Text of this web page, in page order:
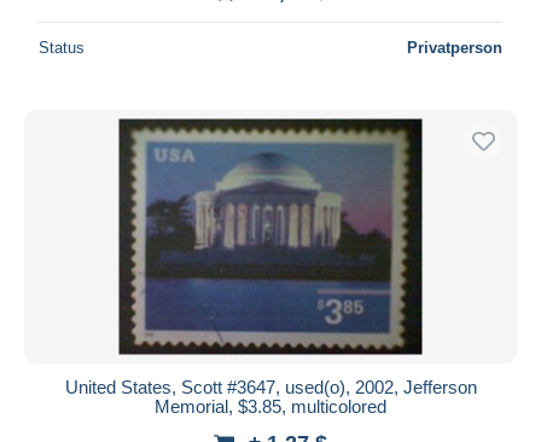
Status Privatperson
United States, Scott #3647, used(o), 2002, Jefferson
Memorial, $3.85, multicolored